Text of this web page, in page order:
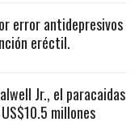
error antidepresivos
eréctil.
Jr., el paracaidas
millones